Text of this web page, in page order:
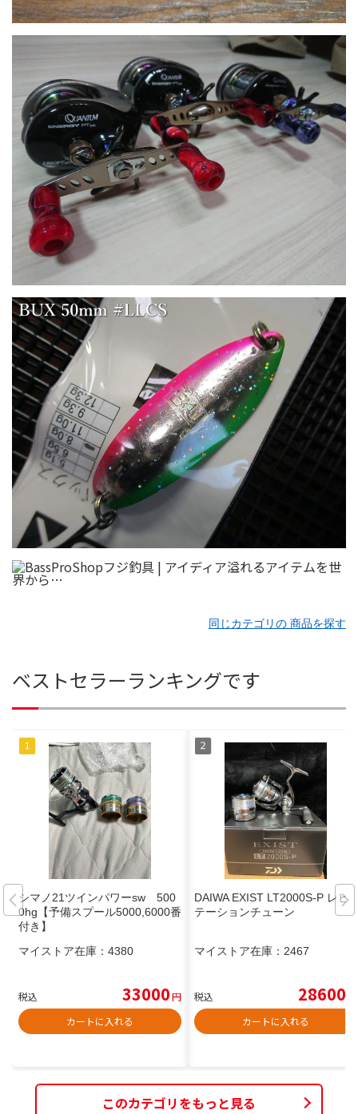
同じカテゴリの 商品を探す
ベストセラーランキングです
シマノ21ツインパワーsw 500
0hg【予備スプール5000,6000番
付き】
マイストア在庫： 4380
税込 33000円
カートに入れる
DAIWA EXIST LT2000S-P レビ
テーションチューン
マイストア在庫： 2467
税込 28600
カートに入れる
このカテゴリをもっと見る